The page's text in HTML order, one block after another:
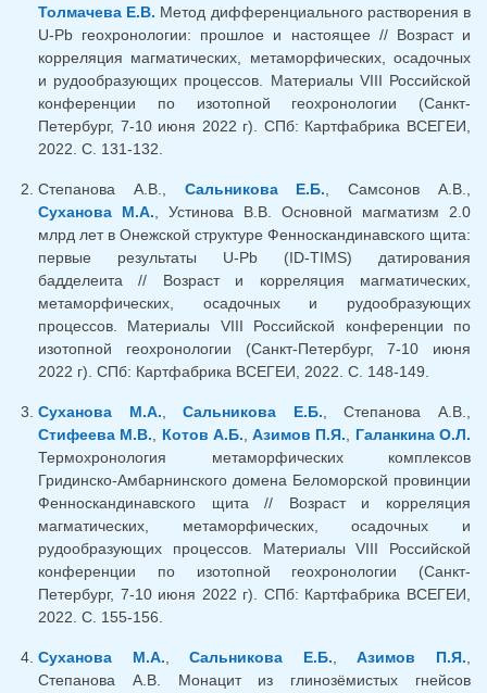
Толмачева Е.В. Метод дифференциального растворения в
U-Pb геохронологии: прошлое и настоящее // Возраст и
корреляция магматических, метаморфических, осадочных
и рудообразующих процессов. Материалы VIII Российской
конференции по изотопной геохронологии (Санкт-
Петербург, 7-10 июня 2022 г). СПб: Картфабрика ВСЕГЕИ,
2022. С. 131-132.
Степанова А.В., Сальникова Е.Б., Самсонов А.В.,
Суханова М.А., Устинова В.В. Основной магматизм 2.0
млрд лет в Онежской структуре Фенноскандинавского щита:
первые результаты U-Pb (ID-TIMS) датирования
бадделеита // Возраст и корреляция магматических,
метаморфических, осадочных и рудообразующих
процессов. Материалы VIII Российской конференции по
изотопной геохронологии (Санкт-Петербург, 7-10 июня
2022 г). СПб: Картфабрика ВСЕГЕИ, 2022. С. 148-149.
Суханова М.А.,Сальникова Е.Б., Степанова А.В.,
Стифеева М.В., Котов А.Б.,Азимов П.Я., Галанкина О.Л.
Термохронология метаморфических комплексов
Гридинско-Амбарнинского домена Беломорской провинции
Фенноскандинавского щита // Возраст и корреляция
магматических, метаморфических, осадочных и
рудообразующих процессов. Материалы VIII Российской
конференции по изотопной геохронологии (Санкт-
Петербург, 7-10 июня 2022 г). СПб: Картфабрика ВСЕГЕИ,
2022. С. 155-156.
Суханова М.А.,Сальникова Е.Б.,Азимов П.Я.,
Степанова А.В. Монацит из глинозёмистых гнейсов